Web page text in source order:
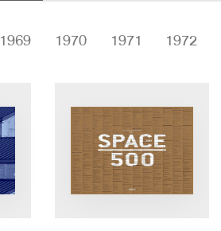
1969 1970 1971 1972